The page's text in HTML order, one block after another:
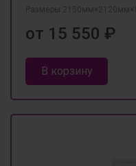
Размеры
от 15 550 ₽
В корзину